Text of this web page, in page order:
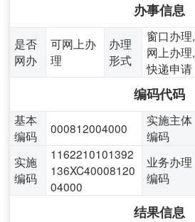
办事信息
是否
网办
可网上办
理
办理
形式
窗口办理,
网上办理,
快递申请
编码代码
基本
编码
000812004000
实施主体
编码
实施
编码
1162210101392
136XC40008120
04000
业务办理
编码
结果信息